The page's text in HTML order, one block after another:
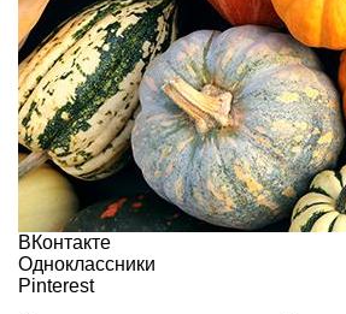
ВКонтакте
Одноклассники
Pinterest